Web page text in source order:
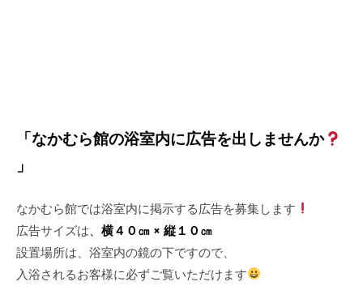
「なかむら館の浴室内に広告を出しませんか
」
なかむら館では浴室内に掲示する広告を募集します
広告サイズは
横４０㎝ × 縦１０㎝
設置場所は、浴室内の鏡の下ですので、
入浴されるお客様に必ずご覧いただけます